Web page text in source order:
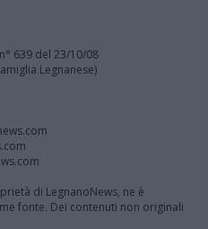
639 del 23/10/08
Legnanese)
di LegnanoNews, ne è
fonte. Dei contenuti non originali